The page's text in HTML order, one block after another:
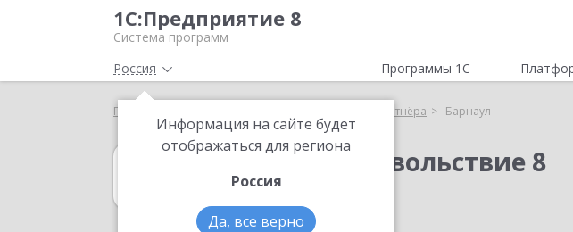
1С:Предприятие 8
Система программ
Россия
Информация на сайте будет
отображаться для региона
Россия
Да, все верно
Программы 1С
Главная Выбор партнёра Барнаул
1С:Вещевое довольствие 8
в Барнауле